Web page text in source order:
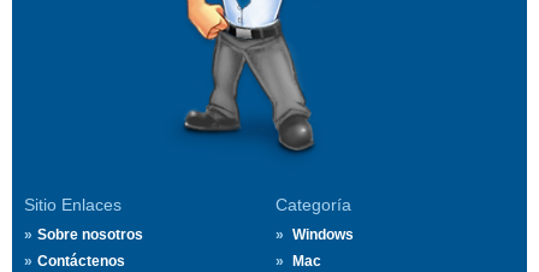
Sitio Enlaces
Sobre nosotros
Contáctenos
Categoría
Windows
Mac